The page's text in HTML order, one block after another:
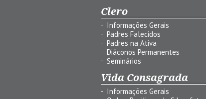
Clero
Informações Gerais
Padres Falecidos
Padres na Ativa
Diáconos Permanentes
Seminários
Vida Consagrada
Informações Gerais